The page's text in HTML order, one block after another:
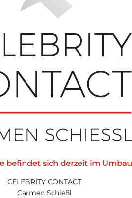
befindet sich derzeit im Umbau
CELEBRITY CONTACT
Carmen Schießl